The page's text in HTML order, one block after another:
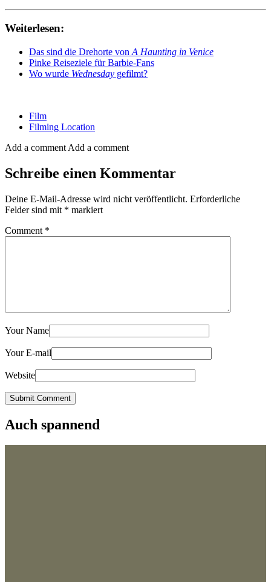
Weiterlesen:
Das sind die Drehorte von A Haunting in Venice
Pinke Reiseziele für Barbie-Fans
Wo wurde Wednesday gefilmt?
Film
Filming Location
Add a comment Add a comment
Schreibe einen Kommentar
Deine E-Mail-Adresse wird nicht veröffentlicht. Erforderliche
Felder sind mit * markiert
Comment *
Your Name
Your E-mail
Website
Submit Comment
Auch spannend